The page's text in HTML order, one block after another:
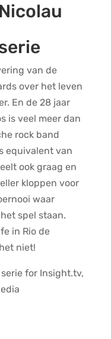
van de
over het leven
En de 28 jaar
is veel meer dan
rock band
equivalent van
ook graag en
kloppen voor
waar
spel staan.
in Rio de
niet!
for Insight.tv,